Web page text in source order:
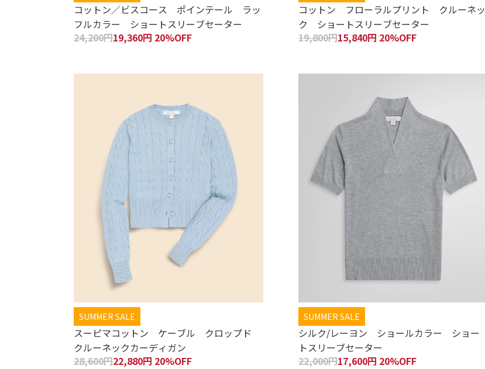
コットン／ビスコース ポインテール ラッ
フルカラー ショートスリーブセーター
24,200円19,360円 20%OFF
コットン フローラルプリント クルーネッ
ク ショートスリーブセーター
19,800円15,840円 20%OFF
SUMMER SALE
スーピマコットン ケーブル クロップド
クルーネックカーディガン
28,600円22,880円 20%OFF
SUMMER SALE
シルク/レーヨン ショールカラー ショー
トスリーブセーター
22,000円17,600円 20%OFF